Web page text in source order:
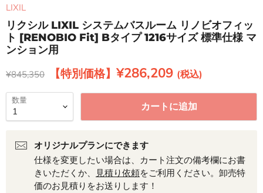
LIXIL
リクシル LIXIL システムバスルーム リノビオフィッ
ト [RENOBIO Fit] Bタイプ 1216サイズ 標準仕様 マ
ンション用
元の価格
¥845,350 現在の価格
¥286,209
数量 カートに追加
オリジナルプランにできます
仕様を変更したい場合は、カート注文の備考欄にお書
きいただくか、 見積り依頼をご利用ください。卸売特
価のお見積りをお送りします！